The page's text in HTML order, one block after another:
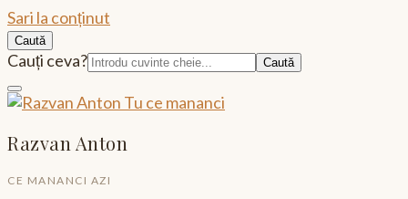
Sari la conținut
Caută
Caută:
Cauți ceva?
Razvan Anton
CE MANANCI AZI